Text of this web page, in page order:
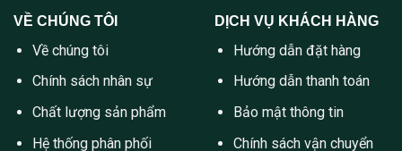
VỀ CHÚNG TÔI
Về chúng tôi
Chính sách nhân sự
Chất lượng sản phẩm
Hệ thống phân phối
DỊCH VỤ KHÁCH HÀNG
Hướng dẫn đặt hàng
Hướng dẫn thanh toán
Bảo mật thông tin
Chính sách vận chuyển